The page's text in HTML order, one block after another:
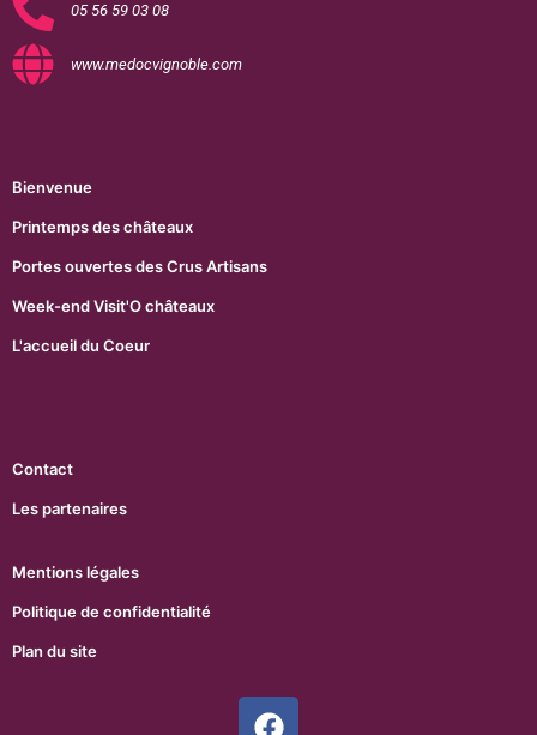
05 56 59 03 08
www.medocvignoble.com
Bienvenue
Printemps des châteaux
Portes ouvertes des Crus Artisans
Week-end Visit'O châteaux
L'accueil du Coeur
Contact
Les partenaires
Mentions légales
Politique de confidentialité
Plan du site